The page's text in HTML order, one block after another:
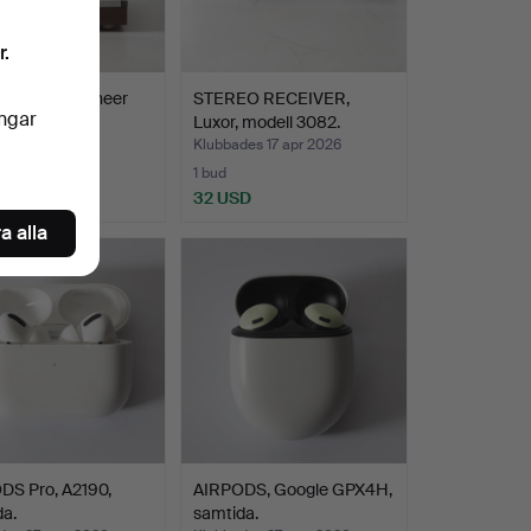
Pioneer
Turntable.
STEREO RECEIVER,
Luxor, modell 3082.
Klubbades 17 apr 2026
1 bud
32 USD
Pro, A2190,
AIRPODS, Google GPX4H,
samtida.
alla